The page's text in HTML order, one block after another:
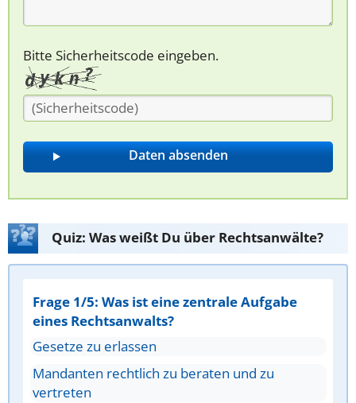
Bitte Sicherheitscode eingeben.
Quiz: Was weißt Du über Rechtsanwälte?
Frage 1/5: Was ist eine zentrale Aufgabe
eines Rechtsanwalts?
Gesetze zu erlassen
Mandanten rechtlich zu beraten und zu
vertreten